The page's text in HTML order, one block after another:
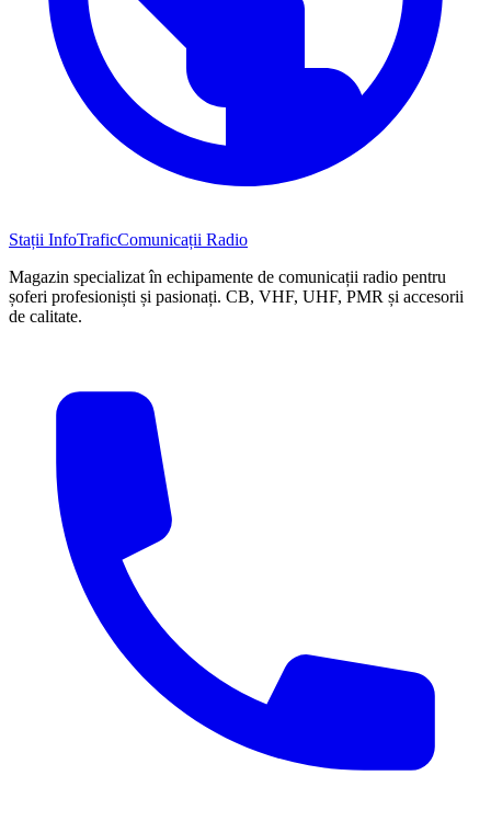
Stații InfoTraficComunicații Radio
Magazin specializat în echipamente de comunicații radio pentru
șoferi profesioniști și pasionați. CB, VHF, UHF, PMR și accesorii
de calitate.